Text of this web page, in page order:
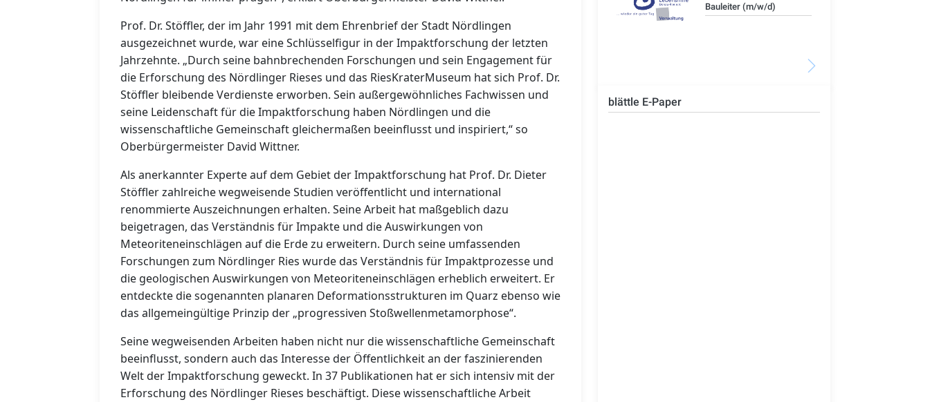
Prof. Dr. Stöffler, der im Jahr 1991 mit dem Ehrenbrief der Stadt Nördlingen
ausgezeichnet wurde, war eine Schlüsselfigur in der Impaktforschung der letzten
Jahrzehnte. „Durch seine bahnbrechenden Forschungen und sein Engagement für
die Erforschung des Nördlinger Rieses und das RiesKraterMuseum hat sich Prof. Dr.
Stöffler bleibende Verdienste erworben. Sein außergewöhnliches Fachwissen und
seine Leidenschaft für die Impaktforschung haben Nördlingen und die
wissenschaftliche Gemeinschaft gleichermaßen beeinflusst und inspiriert,“ so
Oberbürgermeister David Wittner.
Als anerkannter Experte auf dem Gebiet der Impaktforschung hat Prof. Dr. Dieter
Stöffler zahlreiche wegweisende Studien veröffentlicht und international
renommierte Auszeichnungen erhalten. Seine Arbeit hat maßgeblich dazu
beigetragen, das Verständnis für Impakte und die Auswirkungen von
Meteoriteneinschlägen auf die Erde zu erweitern. Durch seine umfassenden
Forschungen zum Nördlinger Ries wurde das Verständnis für Impaktprozesse und
die geologischen Auswirkungen von Meteoriteneinschlägen erheblich erweitert. Er
entdeckte die sogenannten planaren Deformationsstrukturen im Quarz ebenso wie
das allgemeingültige Prinzip der „progressiven Stoßwellenmetamorphose“.
Seine wegweisenden Arbeiten haben nicht nur die wissenschaftliche Gemeinschaft
beeinflusst, sondern auch das Interesse der Öffentlichkeit an der faszinierenden
Welt der Impaktforschung geweckt. In 37 Publikationen hat er sich intensiv mit der
Erforschung des Nördlinger Rieses beschäftigt. Diese wissenschaftliche Arbeit
Bauleiter (m/w/d)
blättle E-Paper